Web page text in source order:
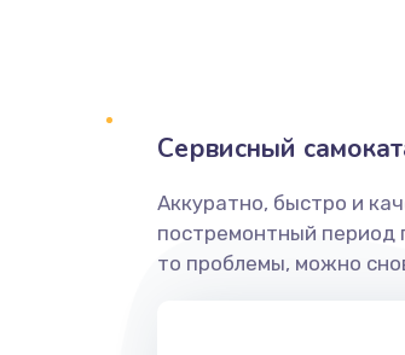
Сервисный
Аккуратно, быстро и
постремонтный период
то проблемы, можно